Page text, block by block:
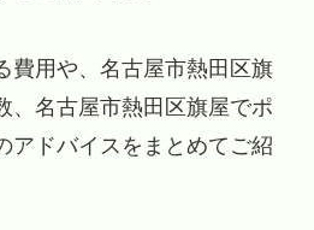
費用や、名古屋市熱田区旗
、名古屋市熱田区旗屋でポ
アドバイスをまとめてご紹